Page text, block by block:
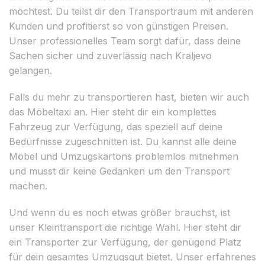
möchtest. Du teilst dir den Transportraum mit anderen
Kunden und profitierst so von günstigen Preisen.
Unser professionelles Team sorgt dafür, dass deine
Sachen sicher und zuverlässig nach Kraljevo
gelangen.
Falls du mehr zu transportieren hast, bieten wir auch
das Möbeltaxi an. Hier steht dir ein komplettes
Fahrzeug zur Verfügung, das speziell auf deine
Bedürfnisse zugeschnitten ist. Du kannst alle deine
Möbel und Umzugskartons problemlos mitnehmen
und musst dir keine Gedanken um den Transport
machen.
Und wenn du es noch etwas größer brauchst, ist
unser Kleintransport die richtige Wahl. Hier steht dir
ein Transporter zur Verfügung, der genügend Platz
für dein gesamtes Umzugsgut bietet. Unser erfahrenes